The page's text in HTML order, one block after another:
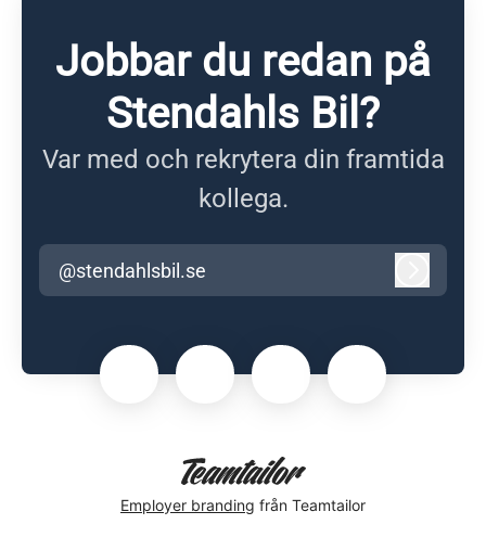
Jobbar du redan på
Stendahls Bil?
Var med och rekrytera din framtida
kollega.
@stendahlsbil.se
Employer branding från Teamtailor